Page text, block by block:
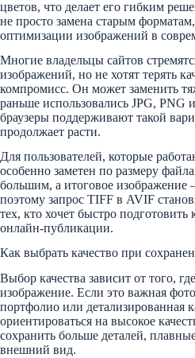
цветов, что делает его гибким
не просто замена старым
оптимизации изображений в
Многие владельцы сайтов
изображений, но не хотят терять
компромисс. Он может заменить
раньше использовались JPG, PNG
браузеры поддерживают такой
продолжает расти.
Для пользователей, которые
особенно заметен по размеру
большим, а итоговое
поэтому запрос TIFF в AVIF
тех, кто хочет быстро
онлайн-публикации.
Как выбрать качество при
Выбор качества зависит от того,
изображение. Если это важная
портфолио или детализированная
ориентироваться на высокое
сохранить больше деталей,
внешний вид.